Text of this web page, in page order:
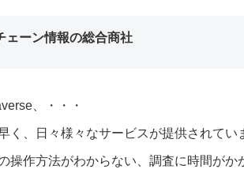
ェーン情報の総合商社
、・・・
、日々様々なサービスが提供されてい
操作方法がわからない、調査に時間がか